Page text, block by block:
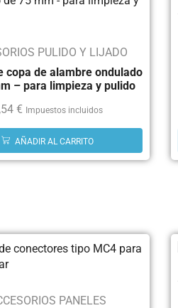
PULIDO Y LIJADO
copa de alambre ondulado
– para limpieza y pulido
€ Impuestos incluidos
AÑADIR AL CARRITO
PANELES